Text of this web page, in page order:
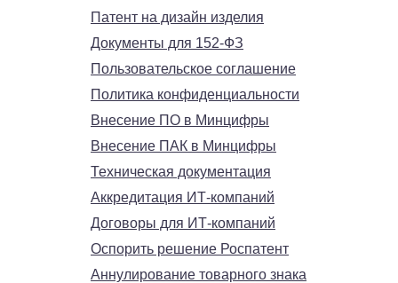
Патент на дизайн изделия
Документы для 152-ФЗ
Пользовательское соглашение
Политика конфиденциальности
Внесение ПО в Минцифры
Внесение ПАК в Минцифры
Техническая документация
Аккредитация ИТ-компаний
Договоры для ИТ-компаний
Оспорить решение Роспатент
Аннулирование товарного знака